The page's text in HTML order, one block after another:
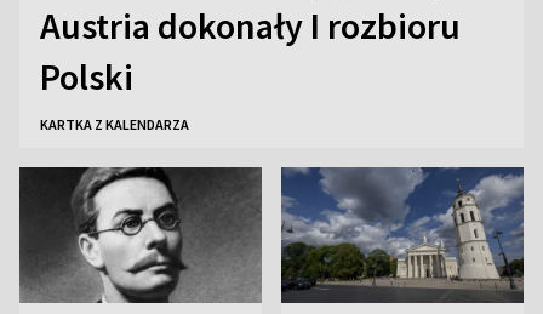
Austria dokonały I rozbioru
Polski
KARTKA Z KALENDARZA